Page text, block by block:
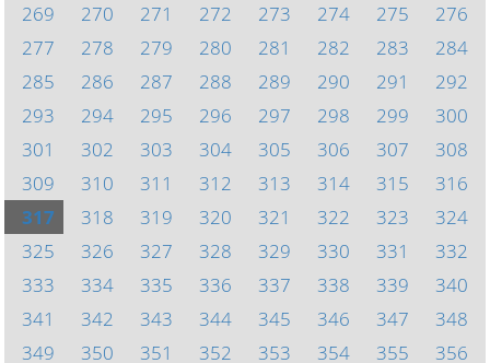
269
270 271 272 273 274 275
276
277
278 279 280 281 282 283
284
285
286 287 288 289 290 291
292
293
294 295 296 297 298 299
300
301
302 303 304 305 306 307
308
309
310 311 312 313 314 315
316
317
318 319 320 321 322 323
324
325
326 327 328 329 330 331
332
333
334 335 336 337 338 339
340
341
342 343 344 345 346 347
348
349
350 351 352 353 354 355 356